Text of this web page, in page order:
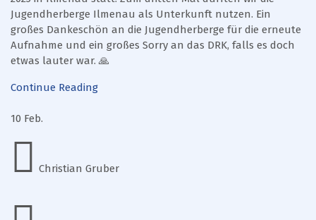
Jugendherberge Ilmenau als Unterkunft nutzen. Ein
großes Dankeschön an die Jugendherberge für die erneute
Aufnahme und ein großes Sorry an das DRK, falls es doch
etwas lauter war. 🙏
Continue Reading
10 Feb.
Christian Gruber